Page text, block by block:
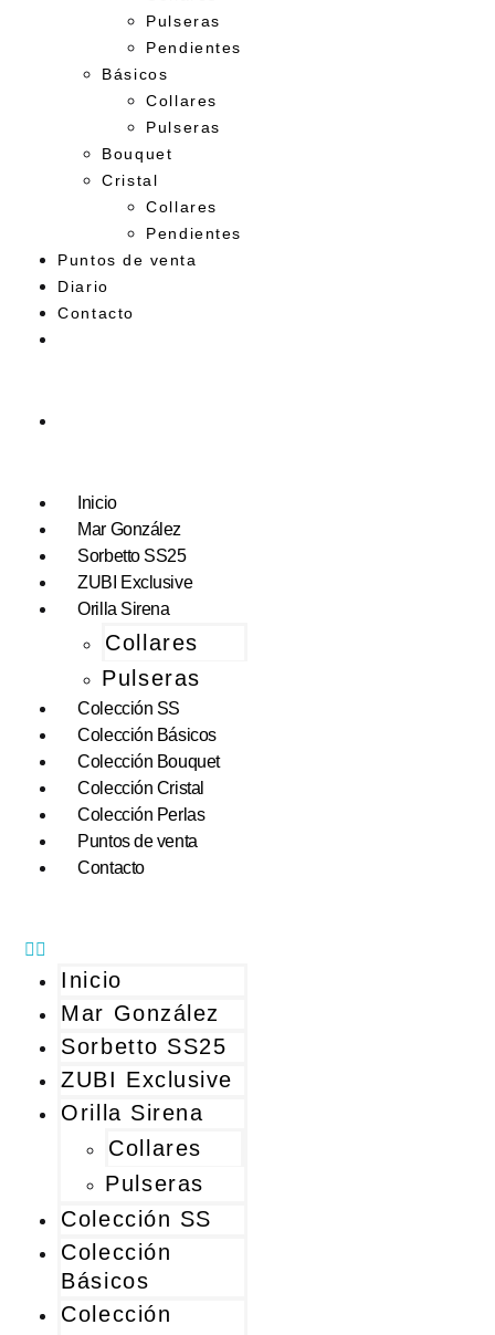
Pulseras
Pendientes
Básicos
Collares
Pulseras
Bouquet
Cristal
Collares
Pendientes
Puntos de venta
Diario
Contacto
Inicio
Mar González
Sorbetto SS25
ZUBI Exclusive
Orilla Sirena
Collares
Pulseras
Colección SS
Colección Básicos
Colección Bouquet
Colección Cristal
Colección Perlas
Puntos de venta
Contacto
Inicio
Mar González
Sorbetto SS25
ZUBI Exclusive
Orilla Sirena
Collares
Pulseras
Colección SS
Colección
Básicos
Colección